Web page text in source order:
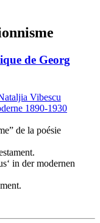
de Georg
Vibescu
1890-1930
de la poésie
in der modernen